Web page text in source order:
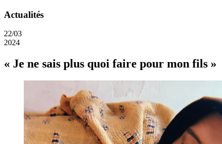
Actualités
22/03
2024
« Je ne sais plus quoi faire pour mon fils »